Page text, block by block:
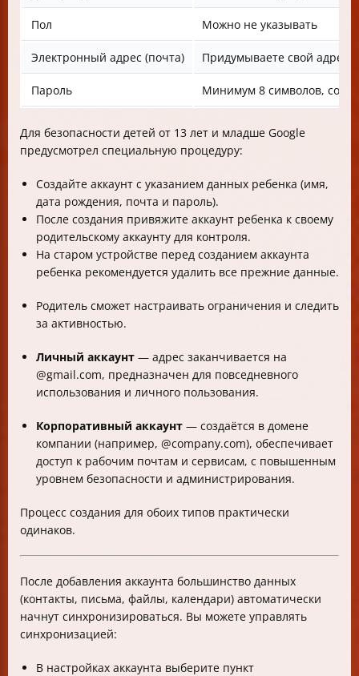
Пол Можно не указывать
Электронный адрес (почта) Придумываете свой адрес,
Пароль Минимум 8 символов,
Для безопасности детей от 13 лет и младше Google
предусмотрел специальную процедуру:
Создайте аккаунт с указанием данных ребенка (имя,
дата рождения, почта и пароль).
После создания привяжите аккаунт ребенка к своему
родительскому аккаунту для контроля.
На старом устройстве перед созданием аккаунта
ребенка рекомендуется удалить все прежние данные.
Родитель сможет настраивать ограничения и следить
за активностью.
Личный аккаунт — адрес заканчивается на
@gmail.com, предназначен для повседневного
использования и личного пользования.
Корпоративный аккаунт — создаётся в домене
компании (например, @company.com), обеспечивает
доступ к рабочим почтам и сервисам, с повышенным
уровнем безопасности и администрирования.
Процесс создания для обоих типов практически
одинаков.
После добавления аккаунта большинство данных
(контакты, письма, файлы, календари) автоматически
начнут синхронизироваться. Вы можете управлять
синхронизацией:
В настройках аккаунта выберите пункт